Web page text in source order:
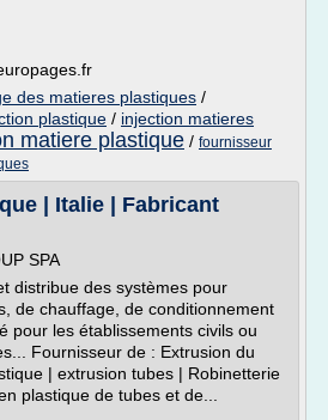
des matieres plastiques /
plastique / injection matieres
matiere plastique / fournisseur
| Italie | Fabricant
SPA
distribue des systèmes pour
de chauffage, de conditionnement
pour les établissements civils ou
Fournisseur de : Extrusion du
| extrusion tubes | Robinetterie
plastique de tubes et de...